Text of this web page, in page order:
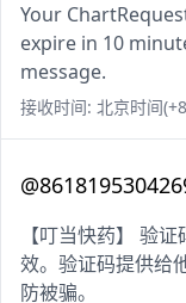
Your
expire in 10
message.
接收时间: 北京时间
【叮当快药】 验
效。验证码提供给
防被骗。